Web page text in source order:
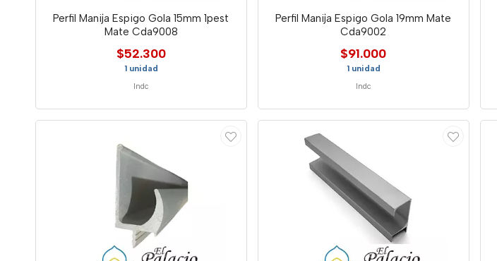
Perfil Manija Espigo Gola 15mm 1pest
Mate Cda9008
$52.300
1 unidad
Indc
Perfil Manija Espigo Gola 19mm Mate
Cda9002
$91.000
1 unidad
Indc